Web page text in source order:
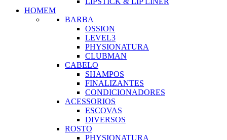
HOMEM
BARBA
OSSION
LEVEL3
PHYSIONATURA
CLUBMAN
CABELO
SHAMPOS
FINALIZANTES
CONDICIONADORES
ACESSORIOS
ESCOVAS
DIVERSOS
ROSTO
PHYSIONATURA